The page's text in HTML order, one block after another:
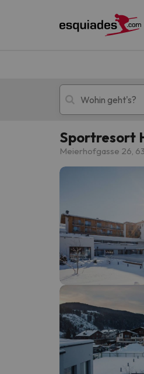
Skiurlaub
Oops, wir
Es sieht so
Sportresort
Meierhofgasse 26,